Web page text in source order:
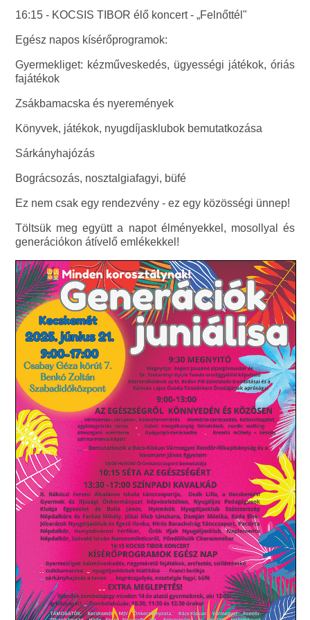
16:15 - KOCSIS TIBOR élő koncert - „Felnőttél"
Egész napos kísérőprogramok:
Gyermekliget: kézműveskedés, ügyességi játékok, óriás
fajátékok
Zsákbamacska és nyeremények
Könyvek, játékok, nyugdíjasklubok bemutatkozása
Sárkányhajózás
Bográcsozás, nosztalgiafagyi, büfé
Ez nem csak egy rendezvény - ez egy közösségi ünnep!
Töltsük meg együtt a napot élményekkel, mosollyal és
generációkon átívelő emlékekkel!